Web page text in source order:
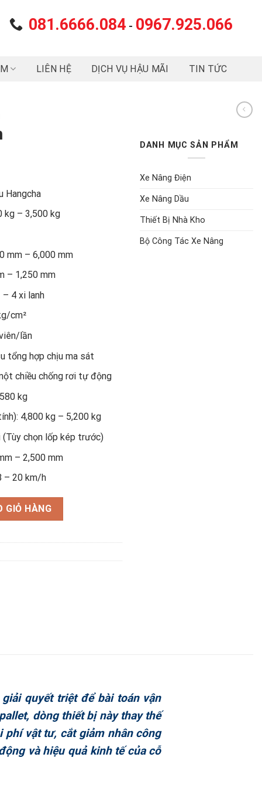
081.6666.084 - 0967.925.066
LIÊN HỆ DỊCH VỤ HẬU MÃI TIN TỨC
Hangcha
kg – 3,500 kg
mm – 6,000 mm
– 1,250 mm
4 xi lanh
cm²
lần
tổng hợp chịu ma sát
chiều chống rơi tự động
kg
4,800 kg – 5,200 kg
chọn lốp kép trước)
– 2,500 mm
– 20 km/h
GIỎ HÀNG
DANH MỤC SẢN PHẨM
Xe Nâng Điện
Xe Nâng Dầu
Thiết Bị Nhà Kho
Bộ Công Tác Xe Nâng
quyết triệt để bài toán vận
dòng thiết bị này thay thế
vật tư, cắt giảm nhân công
và hiệu quả kinh tế của cỗ